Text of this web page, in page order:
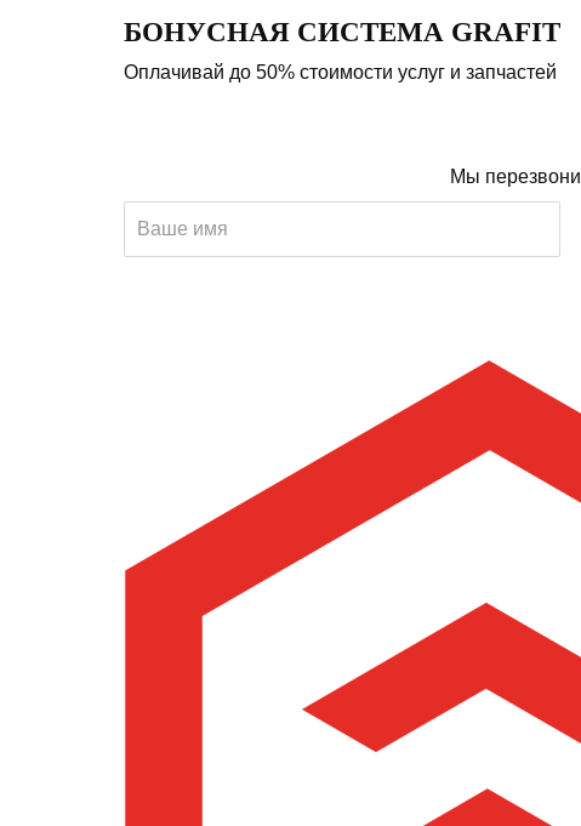
БОНУСНАЯ СИСТЕМА GRAFIT
Оплачивай до 50% стоимости услуг и запчастей
Мы